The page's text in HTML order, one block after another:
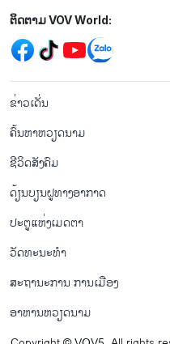
Mạng xã hội
ຕິດຕາມ VOV World:
menu footer
ຂ່າວເດັ່ນ
ຄົ້ນຫາຫວຽດນາມ
ຊີ​ວິດ​ສັງ​ຄົມ
ດ້ຽນບຽນ​ຝູທາງ​ອາກາດ
ປະຕູແຫ່ງເມດຕາ
ວັດທະນະທໍາ
ສະຖານະການ ການເມືອງ
ອາຫານຫວຽດນາມ